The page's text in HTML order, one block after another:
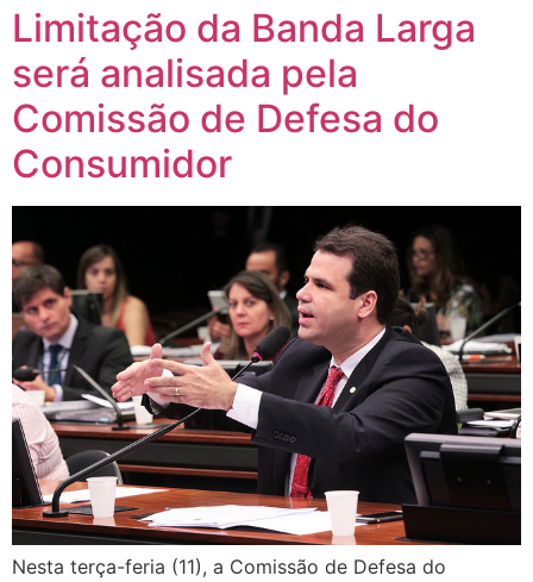
Limitação da Banda Larga
será analisada pela
Comissão de Defesa do
Consumidor
Nesta terça-feria (11), a Comissão de Defesa do